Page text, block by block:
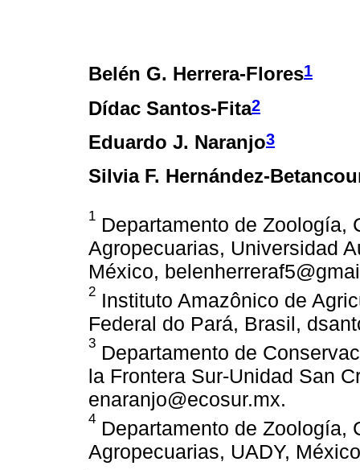
Belén G. Herrera-Flores1
Dídac Santos-Fita2
Eduardo J. Naranjo3
Silvia F. Hernández-
1 Departamento de Zoología,
Agropecuarias, Universidad
México,
2 Instituto Amazônico de
Federal do Pará, Brasil,
3 Departamento de
la Frontera Sur-Unidad San
enaranjo@ecosur.mx.
4 Departamento de Zoología,
Agropecuarias, UADY,